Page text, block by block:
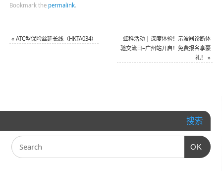
Bookmark the permalink.
« ATC型保险丝延长线（HKTA034）
虹科活动 | 深度体验！示波器诊断体
验交流日–广州站开启！免费报名享豪
礼！»
搜索
OK